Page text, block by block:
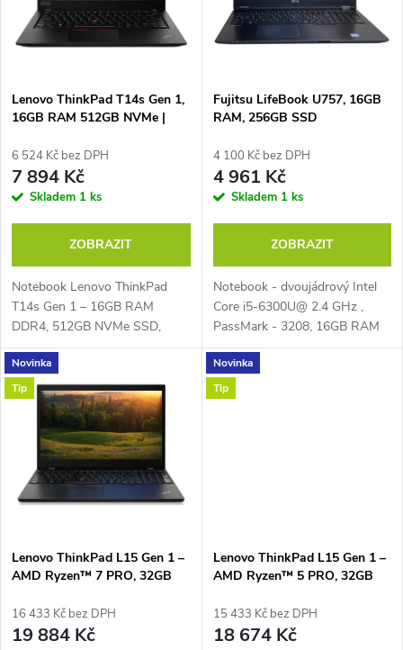
n
p
r
o
u
k
t
i
s
p
r
o
d
u
k
t
Lenovo ThinkPad T14s Gen 1,
16GB RAM 512GB NVMe |
6 524 Kč bez DPH
7 894 Kč
Skladem 1 ks
ZOBRAZIT
Notebook Lenovo ThinkPad
T14s Gen 1 – 16GB RAM
DDR4, 512GB NVMe SSD,
čtyřjádrový Intel® Core™ i5-
10310U 1,7 GHz (Turbo 4,4
GHz), PassMark – 5914, 14"
Full HD IPS (1920 × 1080...
Fujitsu LifeBook U757, 16GB
RAM, 256GB SSD
4 100 Kč bez DPH
4 961 Kč
Skladem 1 ks
ZOBRAZIT
Notebook - dvoujádrový Intel
Core i5-6300U@ 2.4 GHz ,
PassMark - 3208, 16GB RAM
DDR4, 256GB SSD, Windows
10 Prof CZ, 15,6" LED
1366*768, LAN, VGA, HDMI,
Novinka
Tip
Lenovo ThinkPad L15 Gen 1 –
AMD Ryzen™ 7 PRO, 32GB
16 433 Kč bez DPH
19 884 Kč
Novinka
Tip
Lenovo ThinkPad L15 Gen 1 –
AMD Ryzen™ 5 PRO, 32GB
15 433 Kč bez DPH
18 674 Kč